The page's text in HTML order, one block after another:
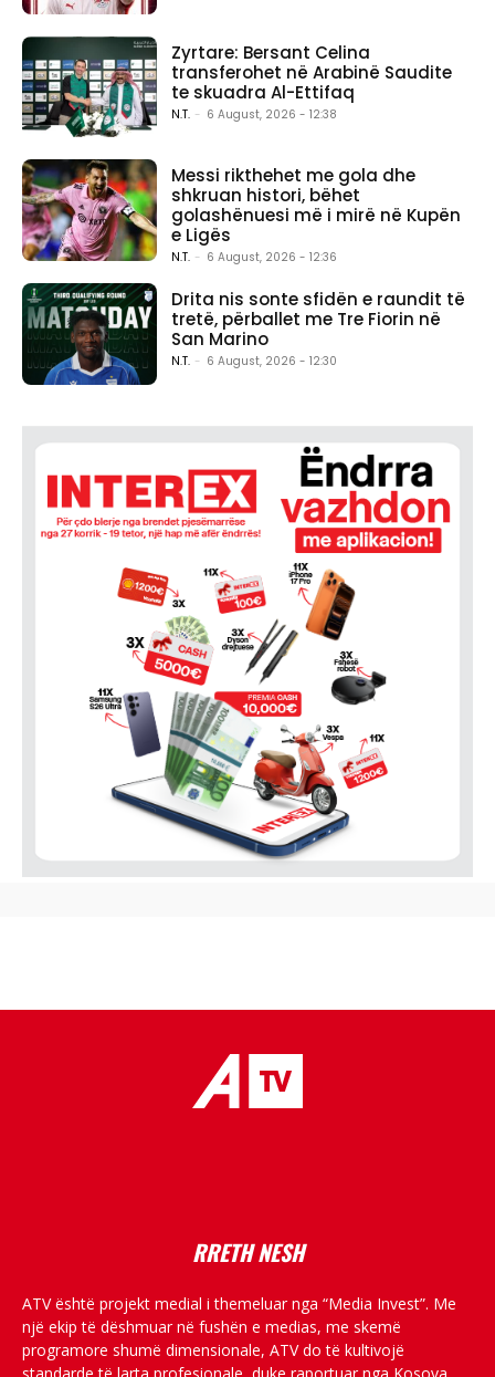
Zyrtare: Bersant Celina
transferohet në Arabinë Saudite
te skuadra Al-Ettifaq
N.T. - 6 August, 2026 - 12:38
Messi rikthehet me gola dhe
shkruan histori, bëhet
golashënuesi më i mirë në Kupën
e Ligës
N.T. - 6 August, 2026 - 12:36
Drita nis sonte sfidën e raundit të
tretë, përballet me Tre Fiorin në
San Marino
N.T. - 6 August, 2026 - 12:30
RRETH NESH
ATV është projekt medial i themeluar nga “Media Invest”. Me
një ekip të dëshmuar në fushën e medias, me skemë
programore shumë dimensionale, ATV do të kultivojë